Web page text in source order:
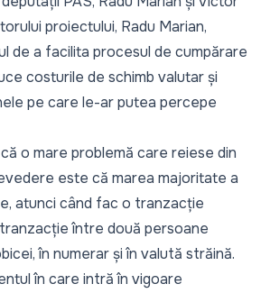
proiectului, Radu Marian,
de a facilita procesul de cumpărare
costurile de schimb valutar și
pe care le-ar putea percepe
o mare problemă care reiese din
este că marea majoritate a
atunci când fac o tranzacție
între două persoane
în numerar și în valută străină.
în care intră în vigoare